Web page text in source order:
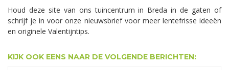
Houd deze site van ons tuincentrum in Breda in de gaten of
schrijf je in voor onze nieuwsbrief voor meer lentefrisse ideeën
en originele Valentijntips.
KIJK OOK EENS NAAR DE VOLGENDE BERICHTEN: